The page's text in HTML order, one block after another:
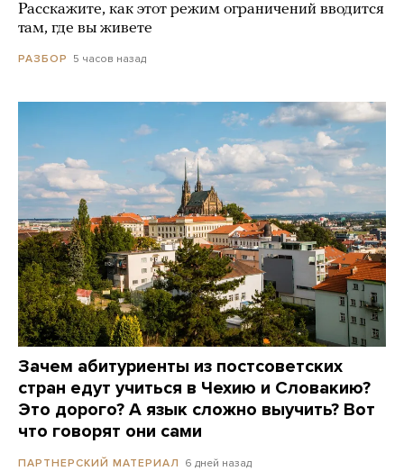
Расскажите, как этот режим ограничений вводится
там, где вы живете
РАЗБОР 5 часов назад
Зачем абитуриенты из постсоветских
стран едут учиться в Чехию и Словакию?
Это дорого? А язык сложно выучить? Вот
что говорят они сами
ПАРТНЕРСКИЙ МАТЕРИАЛ 6 дней назад